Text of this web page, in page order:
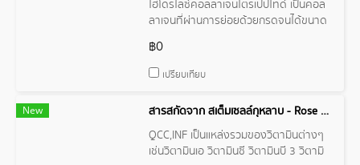
ไฮโดรไลซ์คอลลาเจนไตรเปปไทด์ เป็นคอล
ลาเจนที่ผ่านการย่อยด้วยกรดจนได้ขนาด
฿0
เปรียบเทียบ
New
สารสกัดจาก สเต็มเซลล์กุหลาบ - Rose hip Extract
QCC,INF เป็นแหล่งรวมของวิตามินต่างๆ
เช่นวิตามินเอ วิตามินซี วิตามินบี 3 วิตามิ